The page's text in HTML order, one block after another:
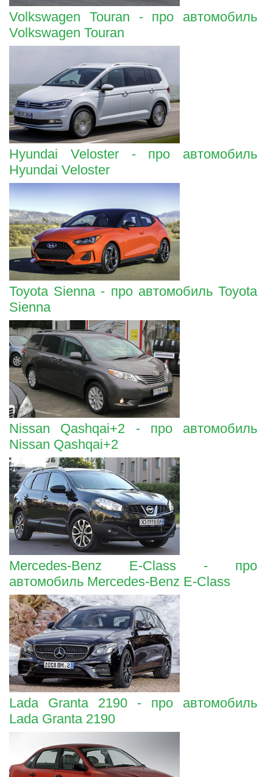
Volkswagen Touran - про автомобиль
Volkswagen Touran
Hyundai Veloster - про автомобиль
Hyundai Veloster
Toyota Sienna - про автомобиль Toyota
Sienna
Nissan Qashqai+2 - про автомобиль
Nissan Qashqai+2
Mercedes-Benz E-Class - про
автомобиль Mercedes-Benz E-Class
Lada Granta 2190 - про автомобиль
Lada Granta 2190